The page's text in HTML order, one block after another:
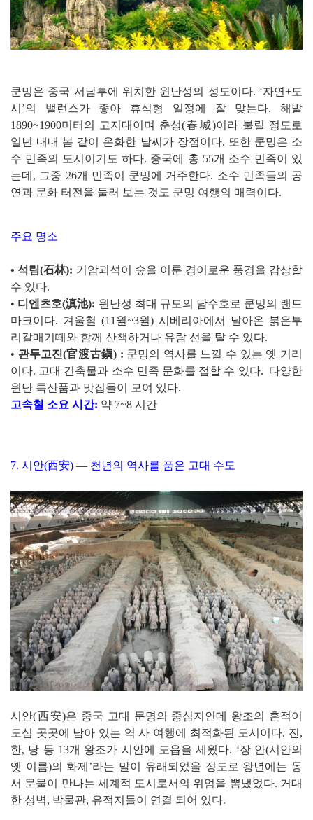
쿤밍은 중국 서남부에 위치한 윈난성의 성도이다. ‘자연+도
시’의 밸런스가 좋아 휴식형 일정에 잘 맞는다. 해발
1890~1900미터의 고지대이며 춘성(春城)이라 불릴 정도로
일년 내내 봄 같이 온화한 날씨가 장점이다. 또한 쿤밍은 소
수 민족의 도시이기도 하다. 중국에 총 55개 소수 민족이 있
는데, 그중 26개 민족이 쿤밍에 거주한다. 소수 민족들의 공
연과 문화 터전을 둘러 보는 것도 쿤밍 여행의 매력이다.
주요 명소
• 석림(石林): 기암괴석이 숲을 이룬 경이로운 풍경을 감상할
수 있다.
• 디엔츠호(滇池): 윈난성 최대 규모의 담수호로 쿤밍의 랜드
마크이다. 겨울철 (11월~3월) 시베리아에서 날아온 붉은부
리갈매기떼와 함께 산책하거나 유람 선을 탈 수 있다.
• 관두고진(官渡古鎭) : 쿤밍의 역사를 느낄 수 있는 옛 거리
이다. 고대 건축물과 소수 민족 문화를 접할 수 있다. 다양한
윈난 특산품과 맛집들이 모여 있다.
고속철 소요 시간: 약 7~8 시간
7. 시안(西安) — 천년의 역사를 품은 고대 수도
시안(西安)은 중국 고대 문명의 중심지인데 왕조의 흔적이
도심 곳곳에 남아 있는 역 사 여행에 최적화된 도시이다. 진,
한, 당 등 13개 왕조가 시안에 도읍을 세웠다. ‘장 안(시안의
옛 이름)의 화제’라는 말이 유래되었을 정도로 왕년에는 동
서 문물이 만나는 세계적 도시로서의 위엄을 뽐냈었다. 거대
한 성벽, 박물관, 유적지들이 연결 되어 있다.